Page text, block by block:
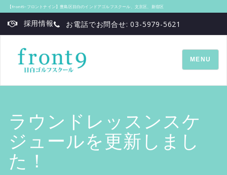
【front9‐フロントナイン】豊島区目白のインドアゴルフスクール、文京区、新宿区
採用情報 お電話でお問合せ: 03-5979-5621
TOGGLE
MENU
ラウンドレッスンスケ
ジュールを更新しまし
た！